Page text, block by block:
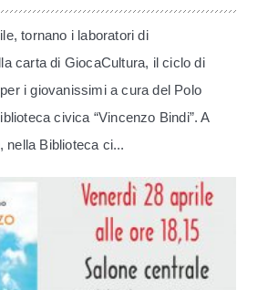
tornano i laboratori di
carta di GiocaCultura, il ciclo di
i giovanissimi a cura del Polo
civica “Vincenzo Bindi”. A
nella Biblioteca ci...